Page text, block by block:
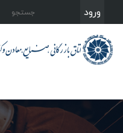
ورود